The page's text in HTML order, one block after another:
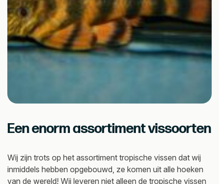
Een enorm assortiment vissoorten
Wij zijn trots op het assortiment tropische vissen dat wij
inmiddels hebben opgebouwd, ze komen uit alle hoeken
van de wereld! Wij leveren niet alleen de tropische vissen